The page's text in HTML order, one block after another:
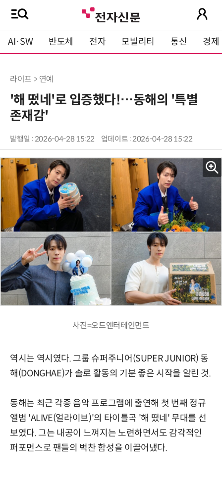
AI·SW 반도체 전자 모빌리티 통신 경제
라이프 > 연예
'해 떴네'로 입증했다!…동해의 '특별
존재감'
발행일 : 2026-04-28 15:22 업데이트 : 2026-04-28 15:22
사진=오드엔터테인먼트
역시는 역시였다. 그룹 슈퍼주니어(SUPER JUNIOR) 동
해(DONGHAE)가 솔로 활동의 기분 좋은 시작을 알린 것.
동해는 최근 각종 음악 프로그램에 출연해 첫 번째 정규
앨범 'ALIVE(얼라이브)'의 타이틀곡 '해 떴네' 무대를 선
보였다. 그는 내공이 느껴지는 노련하면서도 감각적인
퍼포먼스로 팬들의 벅찬 함성을 이끌어냈다.